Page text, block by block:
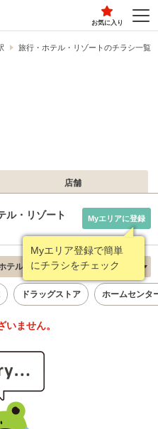
お気に入り
旅行・ホテル・リゾートのチラシ一覧
店舗
ル・リゾート
Myエリア登録で簡単
にチラシをチェック
Myエリアに登録
テル・リゾート 新着順
ドラッグストア ホームセンタ
ません。